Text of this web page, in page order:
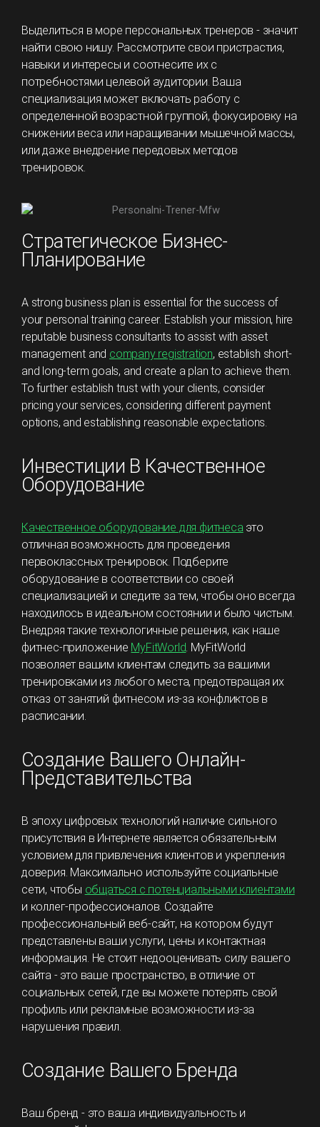
Выделиться в море персональных тренеров - значит
найти свою нишу. Рассмотрите свои пристрастия,
навыки и интересы и соотнесите их с
потребностями целевой аудитории. Ваша
специализация может включать работу с
определенной возрастной группой, фокусировку на
снижении веса или наращивании мышечной массы,
или даже внедрение передовых методов
тренировок.
Стратегическое Бизнес-
Планирование
A strong business plan is essential for the success of
your personal training career. Establish your mission, hire
reputable business consultants to assist with asset
management and company registration, establish short-
and long-term goals, and create a plan to achieve them.
To further establish trust with your clients, consider
pricing your services, considering different payment
options, and establishing reasonable expectations.
Инвестиции В Качественное
Оборудование
Качественное оборудование для фитнеса это
отличная возможность для проведения
первоклассных тренировок. Подберите
оборудование в соответствии со своей
специализацией и следите за тем, чтобы оно всегда
находилось в идеальном состоянии и было чистым.
Внедряя такие технологичные решения, как наше
фитнес-приложение MyFitWorld . MyFitWorld
позволяет вашим клиентам следить за вашими
тренировками из любого места, предотвращая их
отказ от занятий фитнесом из-за конфликтов в
расписании.
Создание Вашего Онлайн-
Представительства
В эпоху цифровых технологий наличие сильного
присутствия в Интернете является обязательным
условием для привлечения клиентов и укрепления
доверия. Максимально используйте социальные
сети, чтобы общаться с потенциальными клиентами
и коллег-профессионалов. Создайте
профессиональный веб-сайт, на котором будут
представлены ваши услуги, цены и контактная
информация. Не стоит недооценивать силу вашего
сайта - это ваше пространство, в отличие от
социальных сетей, где вы можете потерять свой
профиль или рекламные возможности из-за
нарушения правил.
Создание Вашего Бренда
Ваш бренд - это ваша индивидуальность и